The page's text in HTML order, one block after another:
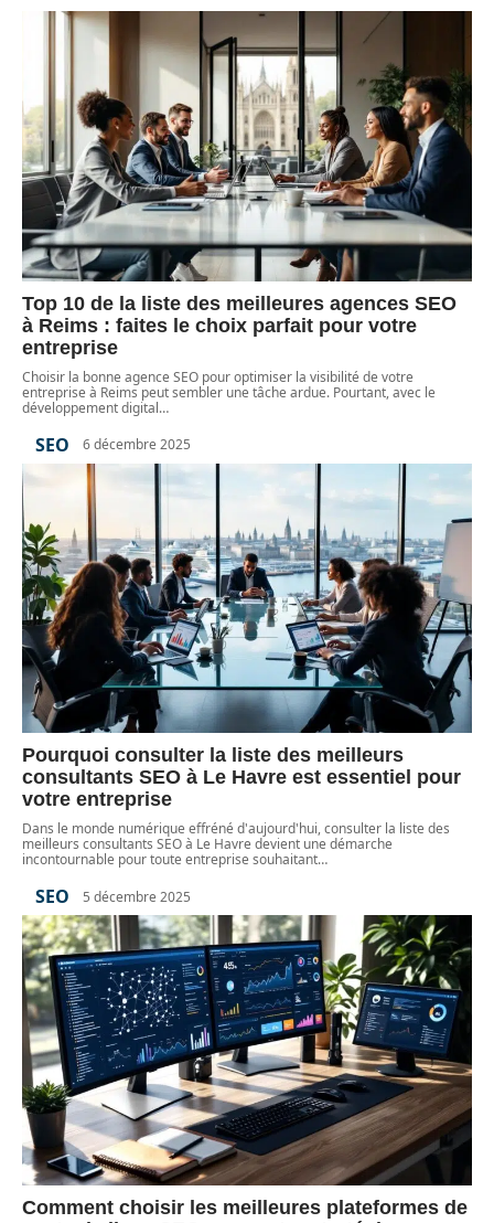
Top 10 de la liste des meilleures agences SEO
à Reims : faites le choix parfait pour votre
entreprise
Choisir la bonne agence SEO pour optimiser la visibilité de votre
entreprise à Reims peut sembler une tâche ardue. Pourtant, avec le
développement digital…
SEO 6 décembre 2025
Pourquoi consulter la liste des meilleurs
consultants SEO à Le Havre est essentiel pour
votre entreprise
Dans le monde numérique effréné d'aujourd'hui, consulter la liste des
meilleurs consultants SEO à Le Havre devient une démarche
incontournable pour toute entreprise souhaitant…
SEO 5 décembre 2025
Comment choisir les meilleures plateformes de